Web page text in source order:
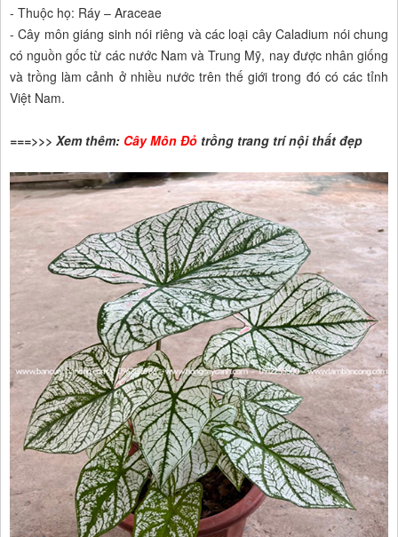
- Thuộc họ: Ráy – Araceae
- Cây môn giáng sinh nói riêng và các loại cây Caladium nói chung
có nguồn gốc từ các nước Nam và Trung Mỹ, nay được nhân giống
và trồng làm cảnh ở nhiều nước trên thế giới trong đó có các tỉnh
Việt Nam.
===>>> Xem thêm: Cây Môn Đỏ trồng trang trí nội thất đẹp